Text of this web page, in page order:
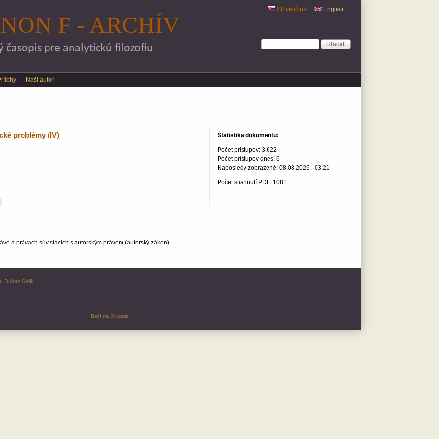
English
Slovenčina
Vyhľadávanie
Hľadať
F - ARCHÍV
časopis pre analytickú filozofiu
Naši autori
problémy (IV) Štatistika dokumentu:
Počet prístupov: 3,622
Počet prístupov dnes: 6
Naposledy zobrazené: 08.08.2026 - 03:21
Počet stiahnutí PDF: 1081
a právach súvisiacich s autorským právom (autorský zákon).
Dušan Gálik
Beží na Drupale